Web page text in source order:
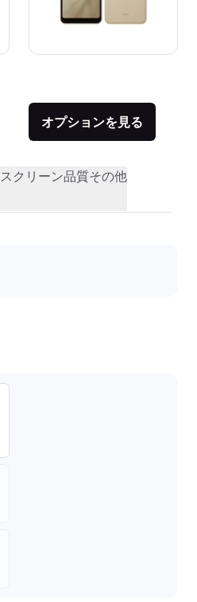
オプションを見る
スクリーン品質その他